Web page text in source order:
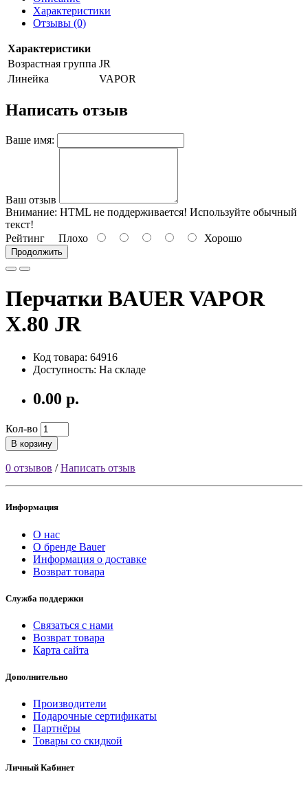
Характеристики
Отзывы (0)
Характеристики
Возрастная группа JR
Линейка
VAPOR
Написать отзыв
Ваше имя:
Ваш отзыв
Внимание: HTML не поддерживается! Используйте обычный
текст!
Рейтинг Плохо Хорошо
Продолжить
Перчатки BAUER VAPOR
X.80 JR
Код товара: 64916
Доступность: На складе
0.00 р.
Кол-во
В корзину
0 отзывов /Написать отзыв
Информация
О нас
О бренде Bauer
Информация о доставке
Возврат товара
Служба поддержки
Связаться с нами
Возврат товара
Карта сайта
Дополнительно
Производители
Подарочные сертификаты
Партнёры
Товары со скидкой
Личный Кабинет